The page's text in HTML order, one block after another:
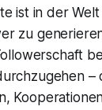
ist in der
zu